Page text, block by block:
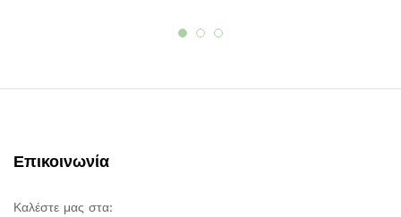
Επικοινωνία
Καλέστε μας στα: